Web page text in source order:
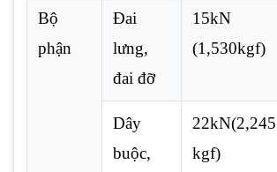
Bộ
phận
Đai
lưng,
đai đỡ
15kN
(1,530kgf)
Dây
buộc,
22kN(2,245
kgf)